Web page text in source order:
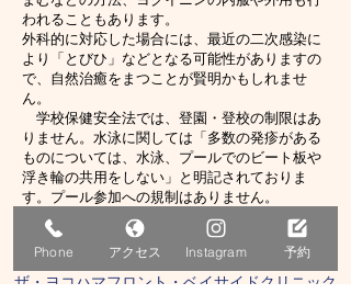
われることもあります。
外科的に対応した場合には、最近の二次感染に
より「とびひ」などとなる可能性がありますの
で、自然治癒をまつことが賢明かもしれませ
ん。
学校保健安全法では、登園・登校の制限はあ
りません。水泳に関しては「多数の発疹がある
ものについては、水泳、プールでのビート板や
浮き輪の共用をしない」と明記されておりま
す。プール参加への規制はありません。
​THE YOKO BAYKiDs
ザ・ヨコハマフロント・ベイサイドクリニック
Phone アクセス Instagram 予約